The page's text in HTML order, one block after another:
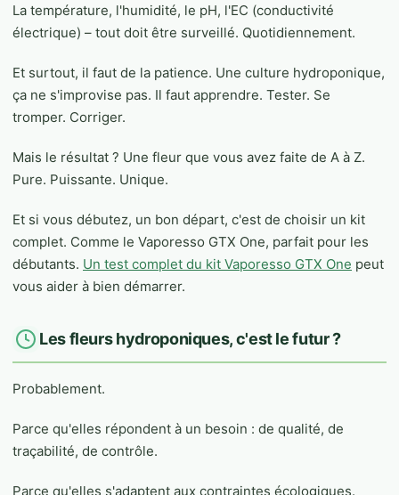
La température, l'humidité, le pH, l'EC (conductivité
électrique) – tout doit être surveillé. Quotidiennement.
Et surtout, il faut de la patience. Une culture hydroponique,
ça ne s'improvise pas. Il faut apprendre. Tester. Se
tromper. Corriger.
Mais le résultat ? Une fleur que vous avez faite de A à Z.
Pure. Puissante. Unique.
Et si vous débutez, un bon départ, c'est de choisir un kit
complet. Comme le Vaporesso GTX One, parfait pour les
débutants. Un test complet du kit Vaporesso GTX One peut
vous aider à bien démarrer.
Les fleurs hydroponiques, c'est le futur ?
Probablement.
Parce qu'elles répondent à un besoin : de qualité, de
traçabilité, de contrôle.
Parce qu'elles s'adaptent aux contraintes écologiques.